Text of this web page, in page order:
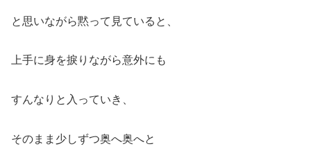
と思いながら黙って見ていると、
上手に身を捩りながら意外にも
すんなりと入っていき、
そのまま少しずつ奥へ奥へと